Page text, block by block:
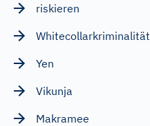
riskieren
Whitecollarkriminalität
Yen
Vikunja
Makramee